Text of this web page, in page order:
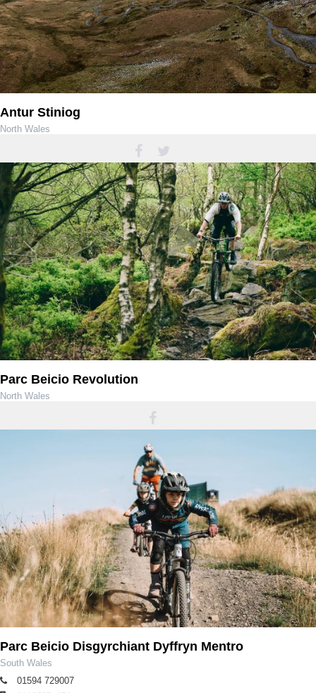
Antur Stiniog
North Wales
Parc Beicio Revolution
North Wales
Parc Beicio Disgyrchiant Dyffryn Mentro
South Wales
01594 729007